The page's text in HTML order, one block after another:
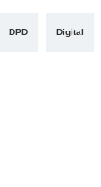
DPD Digital